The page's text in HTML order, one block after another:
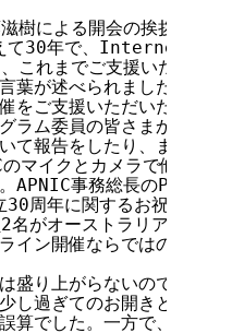
樹による開会の挨拶で始
て30年で、Internet
これまでご支援いただい
葉が述べられました。そ
をご支援いただいた協賛
ラム委員の皆さまから一
て報告をしたり、またそ
マイクとカメラで他の参
。APNIC事務総長の
周年に関するお祝いのメ
名がオーストラリアから出
イン開催ならではの様子も
盛り上がらないのでは、
し過ぎてのお開きとなり
算でした。一方で、多く